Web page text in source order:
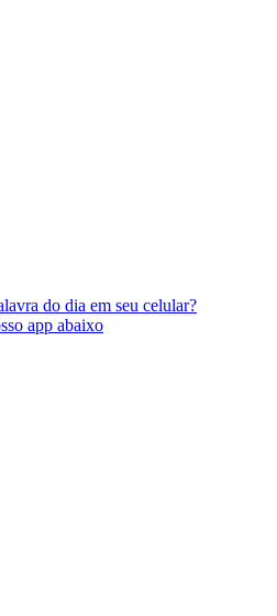
do dia em seu celular?
app abaixo